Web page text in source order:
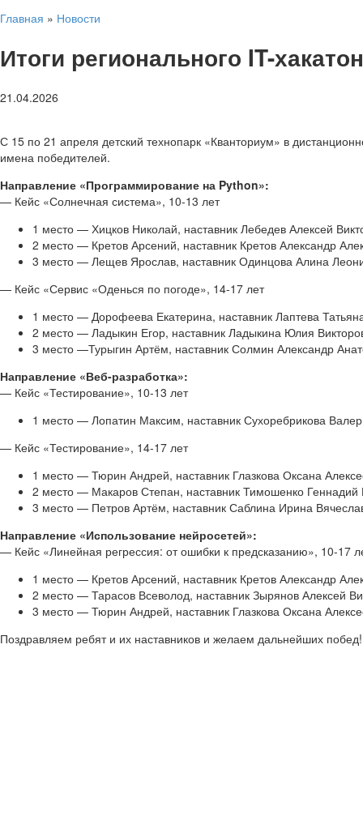
Главная » Новости
Итоги регионального IT-
21.04.2026
С 15 по 21 апреля детский технопарк «Кванториум» в
имена победителей.
Направление «Программирование на Python»:
— Кейс «Солнечная система», 10-13 лет
1 место — Хицков Николай, наставник Лебедев Алексей
2 место — Кретов Арсений, наставник Кретов Александр
3 место — Лещев Ярослав, наставник Одинцова Алина
— Кейс «Сервис «Оденься по погоде», 14-17 лет
1 место — Дорофеева Екатерина, наставник Лаптева
2 место — Ладыкин Егор, наставник Ладыкина Юлия
3 место —Турыгин Артём, наставник Солмин Александр
Направление «Веб-разработка»:
— Кейс «Тестирование», 10-13 лет
1 место — Лопатин Максим, наставник Сухоребрикова
— Кейс «Тестирование», 14-17 лет
1 место — Тюрин Андрей, наставник Глазкова Оксана
2 место — Макаров Степан, наставник Тимошенко
3 место — Петров Артём, наставник Саблина Ирина
Направление «Использование нейросетей»:
— Кейс «Линейная регрессия: от ошибки к предсказанию», 10-17
1 место — Кретов Арсений, наставник Кретов Александр
2 место — Тарасов Всеволод, наставник Зырянов
3 место — Тюрин Андрей, наставник Глазкова Оксана
Поздравляем ребят и их наставников и желаем дальнейших побед!